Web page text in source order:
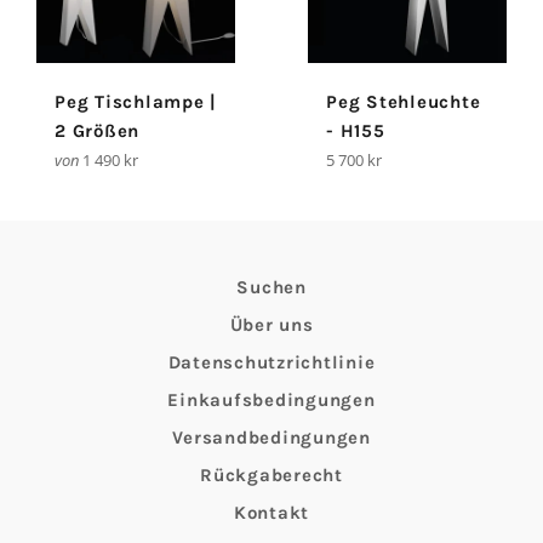
Peg Tischlampe |
2 Größen
von 1 490 kr
Peg Stehleuchte
- H155
Normaler
5 700 kr
Suchen
Über uns
Datenschutzrichtlinie
Einkaufsbedingungen
Versandbedingungen
Rückgaberecht
Kontakt